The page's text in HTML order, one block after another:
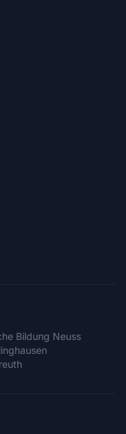
Bildung Neuss